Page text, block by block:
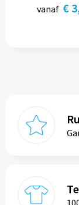
vanaf €